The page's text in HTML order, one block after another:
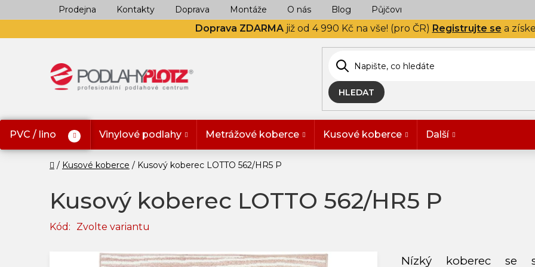
na
Doprava ZDARMA již od 4 990 Kč na vše! (pro ČR) Registrujte se a
Prodejna Kontakty Doprava Montáže O nás Blog Půjčovna
HLEDAT
PVC / lino Vinylové podlahy Metrážové koberce Kusové koberce Další
Domů
Kusové koberce Kusový koberec LOTTO 562/HR5 P
Kusový koberec LOTTO 562/HR5 P
Kód: Zvolte variantu
Nízký koberec se